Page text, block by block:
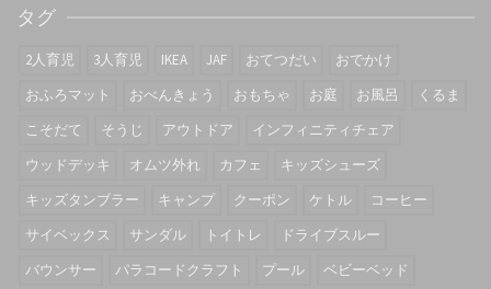
タグ
2人育児 3人育児 IKEA JAF おてつだい
おでかけ
おふろマット
おべんきょう おもちゃ お庭 お風呂
くるま
こそだて
そうじ アウトドア
インフィニティチェア
ウッドデッキ
オムツ外れ カフェ
キッズシューズ
キッズタンブラー
キャンプ クーポン ケトル
コーヒー
サイベックス
サンダル トイトレ
ドライブスルー
バウンサー
パラコードクラフト プール ベビーベッド